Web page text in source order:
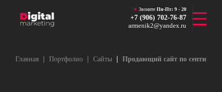
Звоните Пн-Пт: 9 - 20
+7 (906) 702-76-87
armenik2@yandex.ru
Главная Портфолио Сайты Продающий сайт по септикам